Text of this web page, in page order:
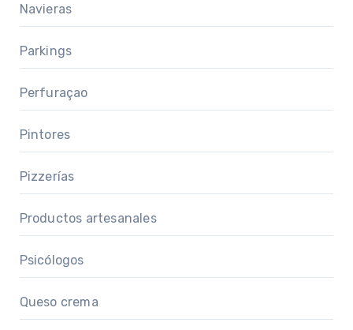
Navieras
Parkings
Perfuraçao
Pintores
Pizzerías
Productos artesanales
Psicólogos
Queso crema